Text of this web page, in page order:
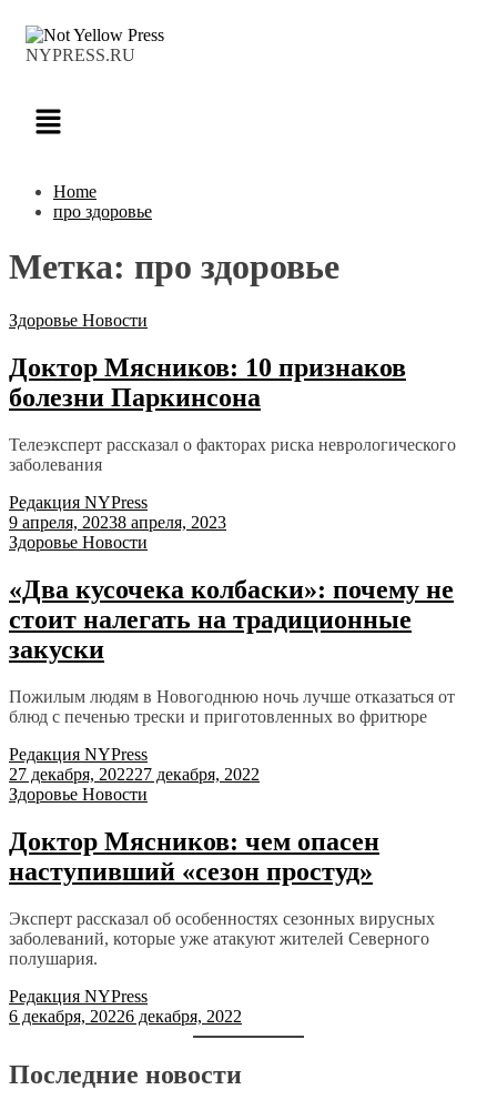
NYPRESS.RU
Home
про здоровье
Метка: про здоровье
Здоровье Новости
Доктор Мясников: 10 признаков
болезни Паркинсона
Телеэксперт рассказал о факторах риска неврологического
заболевания
Редакция NYPress
9 апреля, 20238 апреля, 2023
Здоровье Новости
«Два кусочека колбаски»: почему не
стоит налегать на традиционные
закуски
Пожилым людям в Новогоднюю ночь лучше отказаться от
блюд с печенью трески и приготовленных во фритюре
Редакция NYPress
27 декабря, 202227 декабря, 2022
Здоровье Новости
Доктор Мясников: чем опасен
наступивший «сезон простуд»
Эксперт рассказал об особенностях сезонных вирусных
заболеваний, которые уже атакуют жителей Северного
полушария.
Редакция NYPress
6 декабря, 20226 декабря, 2022
Последние новости